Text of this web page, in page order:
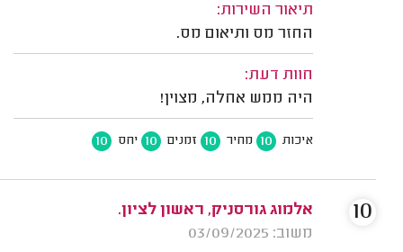
תיאור השירות:
החזר מס ותיאום מס.
חוות דעת:
היה ממש אחלה, מצוין!
איכות 10 מחיר 10 זמנים 10 יחס 10
אלמוג גורסניק, ראשון לציון.
משוב: 03/09/2025
10